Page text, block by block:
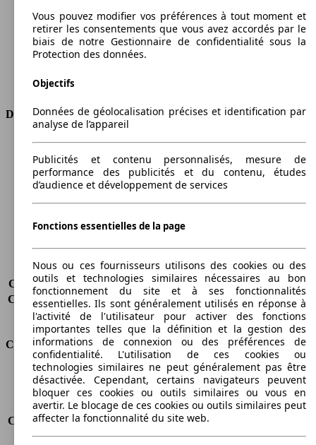
Cylindrée
2946 ccm
Carburant
Diesel
Cylindres
6
Type de traction
Dimensions
Longueur
4726 mm
Hauteur
1752 mm
Largeur
1854 mm
Empattement
2823 mm
Poids maximum
2540 kg
Charge maximale
Sièges
6
Charge sur toit
-
Capacité de remorquage (sans freins) -
Capacité de remorquage (avec freins) 1900 kg
Volume du coffre
Consommation
Émissions de CO2*
275 g/km (komb.)
Consommation (ville)
15.8 l/100km
Consommation (route)
9.0 l/100km
Consommation (combinée)* 11.5 l/100km
Classe d'émissions
Euro 4
Vous pouvez modifier vos préférences à tout moment et
retirer les consentements que vous avez accordés par le
biais de notre Gestionnaire de confidentialité sous la
Protection des données.
Objectifs
Données de géolocalisation précises et identification par
analyse de l’appareil
Publicités et contenu personnalisés, mesure de
performance des publicités et du contenu, études
d’audience et développement de services
Fonctions essentielles de la page
Nous ou ces fournisseurs utilisons des cookies ou des
outils et technologies similaires nécessaires au bon
fonctionnement du site et à ses fonctionnalités
essentielles. Ils sont généralement utilisés en réponse à
l'activité de l'utilisateur pour activer des fonctions
importantes telles que la définition et la gestion des
informations de connexion ou des préférences de
confidentialité. L'utilisation de ces cookies ou
technologies similaires ne peut généralement pas être
désactivée. Cependant, certains navigateurs peuvent
bloquer ces cookies ou outils similaires ou vous en
avertir. Le blocage de ces cookies ou outils similaires peut
affecter la fonctionnalité du site web.